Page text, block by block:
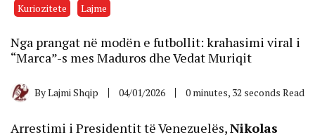
Kuriozitete Lajme
Nga prangat në modën e futbollit: krahasimi viral i
“Marca”-s mes Maduros dhe Vedat Muriqit
ByLajmi Shqip 04/01/2026 0 minutes, 32 seconds Read
Arrestimi i Presidentit të Venezuelës,Nikolas